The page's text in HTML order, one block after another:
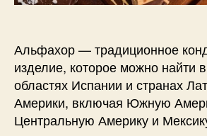
р
н
а
я
ы
с
Альфахор — традиционное
изделие, которое можно найти
областях Испании и странах
Америки, включая Южную
Центральную Америку и